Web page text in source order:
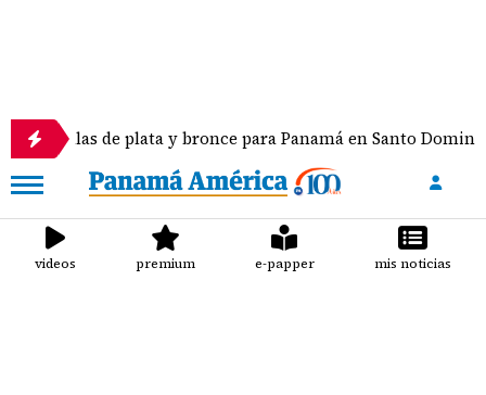
de plata y bronce para Panamá en Santo Domingo 2026
videos premium e-papper mis noticias